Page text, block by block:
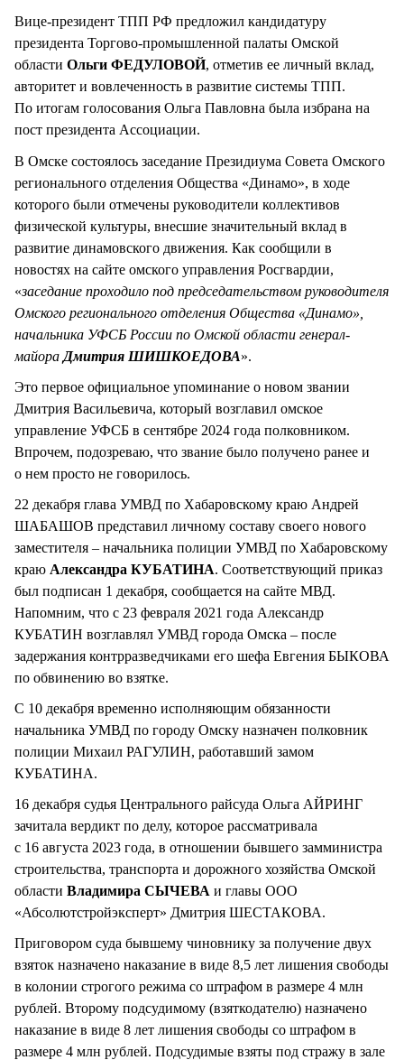
Вице-президент ТПП РФ предложил кандидатуру
президента Торгово-промышленной палаты Омской
области Ольги ФЕДУЛОВОЙ, отметив ее личный вклад,
авторитет и вовлеченность в развитие системы ТПП.
По итогам голосования Ольга Павловна была избрана на
пост президента Ассоциации.
В Омске состоялось заседание Президиума Совета Омского
регионального отделения Общества «Динамо», в ходе
которого были отмечены руководители коллективов
физической культуры, внесшие значительный вклад в
развитие динамовского движения. Как сообщили в
новостях на сайте омского управления Росгвардии,
«заседание проходило под председательством руководителя
Омского регионального отделения Общества «Динамо»,
начальника УФСБ России по Омской области генерал-
майора Дмитрия ШИШКОЕДОВА».
Это первое официальное упоминание о новом звании
Дмитрия Васильевича, который возглавил омское
управление УФСБ в сентябре 2024 года полковником.
Впрочем, подозреваю, что звание было получено ранее и
о нем просто не говорилось.
22 декабря глава УМВД по Хабаровскому краю Андрей
ШАБАШОВ представил личному составу своего нового
заместителя – начальника полиции УМВД по Хабаровскому
краю Александра КУБАТИНА. Соответствующий приказ
был подписан 1 декабря, сообщается на сайте МВД.
Напомним, что с 23 февраля 2021 года Александр
КУБАТИН возглавлял УМВД города Омска – после
задержания контрразведчиками его шефа Евгения БЫКОВА
по обвинению во взятке.
С 10 декабря временно исполняющим обязанности
начальника УМВД по городу Омску назначен полковник
полиции Михаил РАГУЛИН, работавший замом
КУБАТИНА.
16 декабря судья Центрального райсуда Ольга АЙРИНГ
зачитала вердикт по делу, которое рассматривала
с 16 августа 2023 года, в отношении бывшего замминистра
строительства, транспорта и дорожного хозяйства Омской
области Владимира СЫЧЕВА и главы ООО
«Абсолютстройэксперт» Дмитрия ШЕСТАКОВА.
Приговором суда бывшему чиновнику за получение двух
взяток назначено наказание в виде 8,5 лет лишения свободы
в колонии строгого режима со штрафом в размере 4 млн
рублей. Второму подсудимому (взяткодателю) назначено
наказание в виде 8 лет лишения свободы со штрафом в
размере 4 млн рублей. Подсудимые взяты под стражу в зале